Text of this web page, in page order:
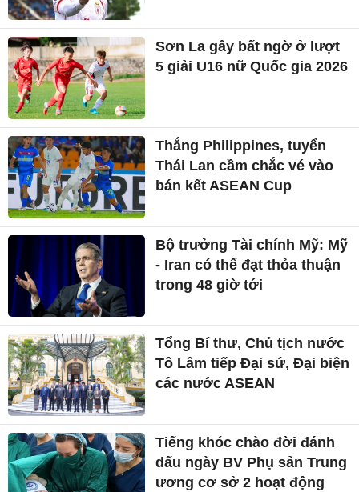
Sơn La gây bất ngờ ở lượt
5 giải U16 nữ Quốc gia 2026
Thắng Philippines, tuyển
Thái Lan cầm chắc vé vào
bán kết ASEAN Cup
Bộ trưởng Tài chính Mỹ: Mỹ
- Iran có thể đạt thỏa thuận
trong 48 giờ tới
Tổng Bí thư, Chủ tịch nước
Tô Lâm tiếp Đại sứ, Đại biện
các nước ASEAN
Tiếng khóc chào đời đánh
dấu ngày BV Phụ sản Trung
ương cơ sở 2 hoạt động